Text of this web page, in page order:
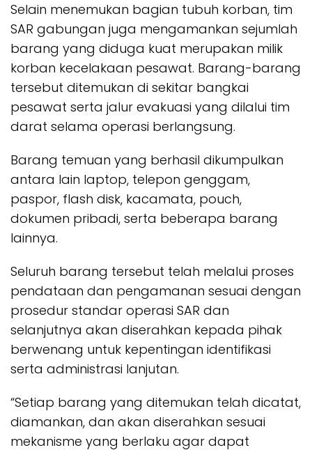
Selain menemukan bagian tubuh korban, tim
SAR gabungan juga mengamankan sejumlah
barang yang diduga kuat merupakan milik
korban kecelakaan pesawat. Barang-barang
tersebut ditemukan di sekitar bangkai
pesawat serta jalur evakuasi yang dilalui tim
darat selama operasi berlangsung.
Barang temuan yang berhasil dikumpulkan
antara lain laptop, telepon genggam,
paspor, flash disk, kacamata, pouch,
dokumen pribadi, serta beberapa barang
lainnya.
Seluruh barang tersebut telah melalui proses
pendataan dan pengamanan sesuai dengan
prosedur standar operasi SAR dan
selanjutnya akan diserahkan kepada pihak
berwenang untuk kepentingan identifikasi
serta administrasi lanjutan.
“Setiap barang yang ditemukan telah dicatat,
diamankan, dan akan diserahkan sesuai
mekanisme yang berlaku agar dapat